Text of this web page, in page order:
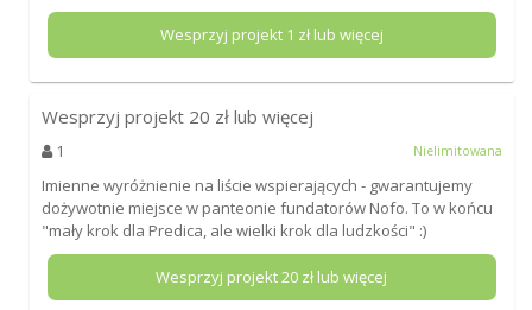
Wesprzyj projekt 1 zł lub więcej
Wesprzyj projekt 20 zł lub więcej
1 Nielimitowana
Imienne wyróżnienie na liście wspierających - gwarantujemy
dożywotnie miejsce w panteonie fundatorów Nofo. To w końcu
"mały krok dla Predica, ale wielki krok dla ludzkości" :)
Wesprzyj projekt20 zł lub więcej